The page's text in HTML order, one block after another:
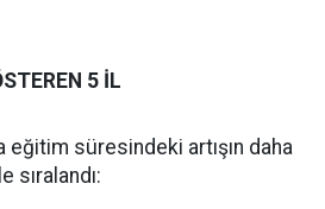
5 İL
eğitim süresindeki artışın daha
sıralandı: